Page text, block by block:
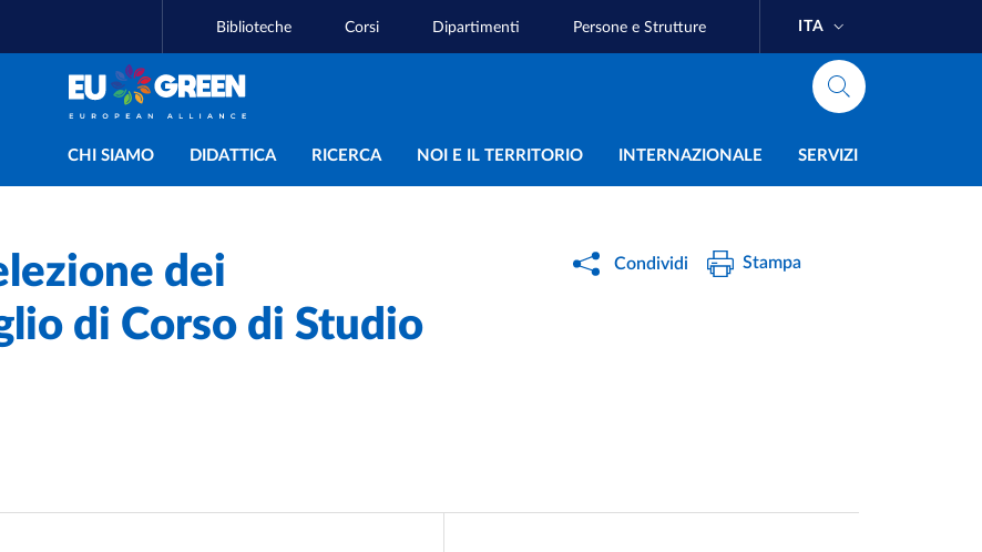
Biblioteche Corsi Dipartimenti Persone e Strutture ITA
Navigazione principale
CHI SIAMO DIDATTICA RICERCA NOI E IL TERRITORIO INTERNAZIONALE SERVIZI
dei
di Corso di Studio
Condividi Stampa